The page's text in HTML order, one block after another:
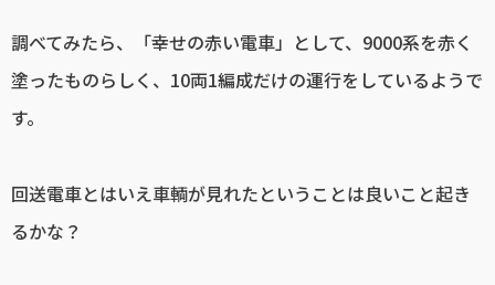
調べてみたら、「幸せの赤い電車」として、9000系を赤く
塗ったものらしく、10両1編成だけの運行をしているようで
す。
回送電車とはいえ車輌が見れたということは良いこと起き
るかな？